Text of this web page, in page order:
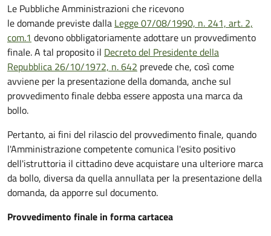
Le Pubbliche Amministrazioni che ricevono
le domande previste dalla Legge 07/08/1990, n. 241, art. 2,
com.1 devono obbligatoriamente adottare un provvedimento
finale. A tal proposito il Decreto del Presidente della
Repubblica 26/10/1972, n. 642 prevede che, così come
avviene per la presentazione della domanda, anche sul
provvedimento finale debba essere apposta una marca da
bollo.
Pertanto, ai fini del rilascio del provvedimento finale, quando
l'Amministrazione competente comunica l'esito positivo
dell'istruttoria il cittadino deve acquistare una ulteriore marca
da bollo, diversa da quella annullata per la presentazione della
domanda, da apporre sul documento.
Provvedimento finale in forma cartacea